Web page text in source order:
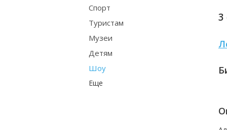
Спорт
Туристам
Музеи
Детям
Шоу
Еще
3